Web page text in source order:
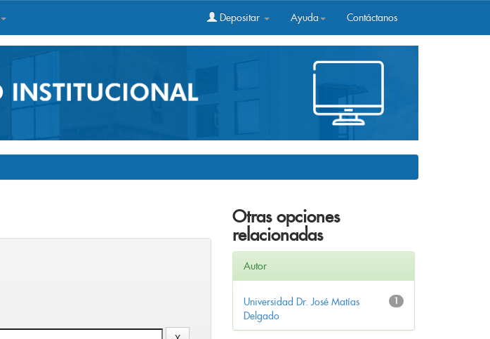
Depositar Ayuda Contáctanos
Otras opciones
relacionadas
Autor
1
Universidad Dr. José Matías
Delgado